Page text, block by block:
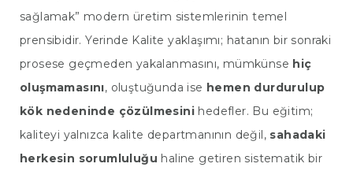
sağlamak” modern üretim sistemlerinin temel
prensibidir. Yerinde Kalite yaklaşımı; hatanın bir sonraki
prosese geçmeden yakalanmasını, mümkünse hiç
oluşmamasını, oluştuğunda ise hemen durdurulup
kök nedeninde çözülmesini hedefler. Bu eğitim;
kaliteyi yalnızca kalite departmanının değil, sahadaki
herkesin sorumluluğu haline getiren sistematik bir